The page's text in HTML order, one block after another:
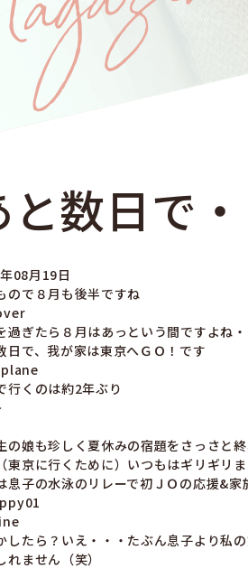
と数日で・
08月19日
ので８月も後半ですね
過ぎたら８月はあっという間ですよね・
日で、我が家は東京へＧＯ！です
行くのは約2年ぶり
の娘も珍しく夏休みの宿題をさっさと
京に行くために）いつもはギリギリま
息子の水泳のリレーで初ＪＯの応援&家
したら？いえ・・・たぶん息子より私
れません（笑）